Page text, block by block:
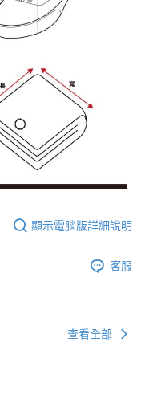
顯示電腦版詳細說明
客服
查看全部